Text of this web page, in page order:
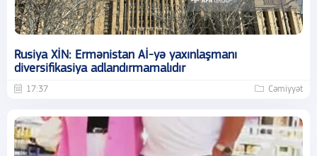
Rusiya XİN: Ermənistan Aİ-yə yaxınlaşmanı
diversifikasiya adlandırmamalıdır
17:37 Cəmiyyət